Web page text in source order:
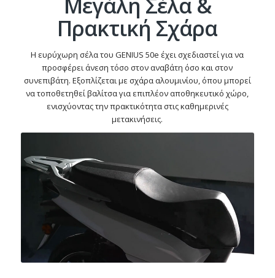
Πρακτική Σχάρα
Η ευρύχωρη σέλα του GENIUS 50e έχει σχεδιαστεί για να
προσφέρει άνεση τόσο στον αναβάτη όσο και στον
συνεπιβάτη. Εξοπλίζεται με σχάρα αλουμινίου, όπου μπορεί
να τοποθετηθεί βαλίτσα για επιπλέον αποθηκευτικό χώρο,
ενισχύοντας την πρακτικότητα στις καθημερινές
μετακινήσεις.